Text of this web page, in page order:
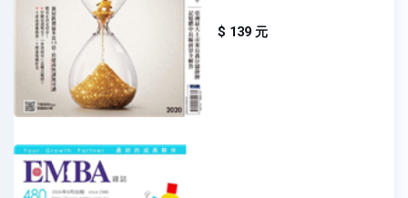
$ 139 元